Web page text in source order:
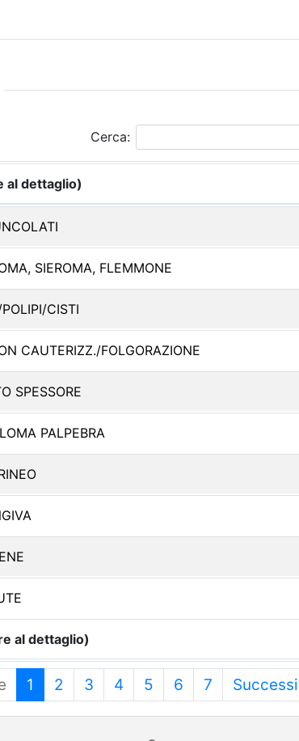
Cerca:
al dettaglio)
SIEROMA, FLEMMONE
CISTI
CAUTERIZZ./FOLGORAZIONE
SPESSORE
PALPEBRA
al dettaglio)
1 2 3 4 5 6 7